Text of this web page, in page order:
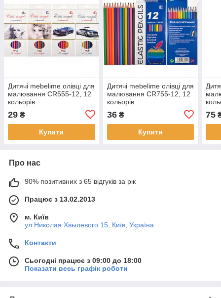
Дитячі mebelime олівці для
малювання CR555-12, 12
кольорів
29 ₴
Купити
Дитячі mebelime олівці для
малювання CR755-12, 12
кольорів
36₴
Купити
75
Про нас
90% позитивних з 65 відгуків за рік
Працює з 13.02.2013
м. Київ
ул.Николая Хвылевого 15, Київ, Україна
Контакти
Сьогодні працює з 09:00 до 18:00
Показати весь графік роботи